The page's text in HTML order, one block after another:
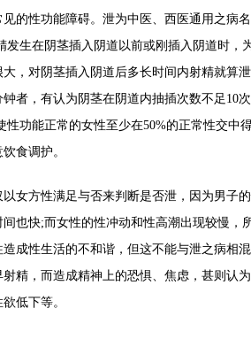
的性功能障碍。泄为中医、西医通用之病
发生在阴茎插入阴道以前或刚插入阴道时，
，对阴茎插入阴道后多长时间内射精就算
者，有认为阴茎在阴道内抽插次数不足10
性功能正常的女性至少在50%的正常性交中
食调护。
方性满足与否来判断是否泄，因为男子
也快;而女性的性冲动和性高潮出现较慢，
成性生活的不和谐，但这不能与泄之病相
精，而造成精神上的恐惧、焦虑，甚则认
低下等。